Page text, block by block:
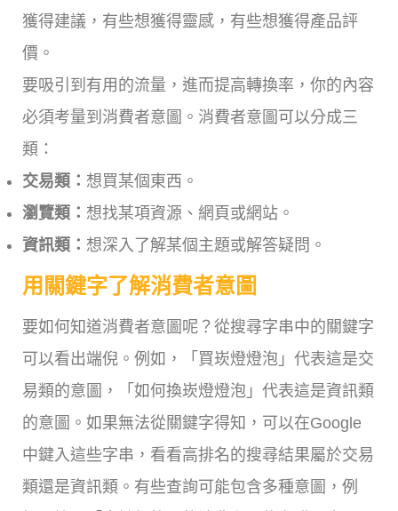
獲得建議，有些想獲得靈感，有些想獲得產品評
價。
要吸引到有用的流量，進而提高轉換率，你的內容
必須考量到消費者意圖。消費者意圖可以分成三
類：
交易類： 想買某個東西。
瀏覽類： 想找某項資源、網頁或網站。
資訊類： 想深入了解某個主題或解答疑問。
用關鍵字了解消費者意圖
要如何知道消費者意圖呢？從搜尋字串中的關鍵字
可以看出端倪。例如，「買崁燈燈泡」代表這是交
易類的意圖，「如何換崁燈燈泡」代表這是資訊類
的意圖。如果無法從關鍵字得知，可以在Google
中鍵入這些字串，看看高排名的搜尋結果屬於交易
類還是資訊類。有些查詢可能包含多種意圖，例